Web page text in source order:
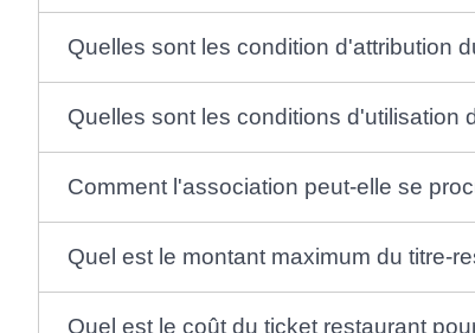
Quelles sont les condition d'attribution
Quelles sont les conditions d'utilisation
Comment l'association peut-elle se
Quel est le montant maximum du titre-
Quel est le coût du ticket restaurant